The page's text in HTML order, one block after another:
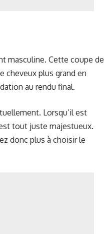
masculine. Cette coupe de
cheveux plus grand en
au rendu final.
Lorsqu’il est
tout juste majestueux.
donc plus à choisir le